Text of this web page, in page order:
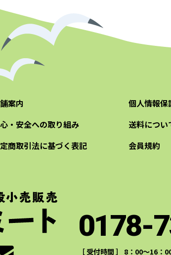
案内
・安全への取り組み
商取引法に基づく表記
個人情報保
送料につい
会員規約
0178-
［ 受付時間 ］ 8：00～16：